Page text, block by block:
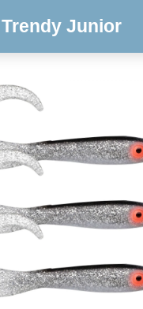
Trendy Junior